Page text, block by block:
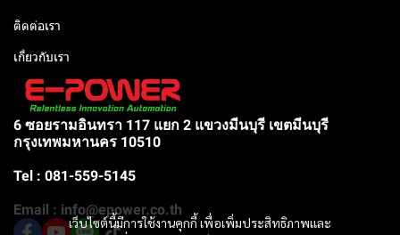
เว็บไซต์นี้มีการใช้งานคุกกี้ เพื่อเพิ่มประสิทธิภาพและ
ติดต่อเรา
เกี่ยวกับเรา
6 ซอยรามอินทรา 117 แยก 2 แขวงมีนบุรี เขตมีนบุรี
กรุงเทพมหานคร 10510
Tel : 081-559-5145
Email : info@epower.co.th